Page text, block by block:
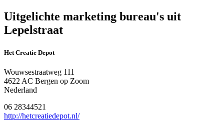
Uitgelichte marketing bureau's uit
Lepelstraat
Het Creatie Depot
Wouwsestraatweg 111
4622 AC Bergen op Zoom
Nederland
06 28344521
http://hetcreatiedepot.nl/